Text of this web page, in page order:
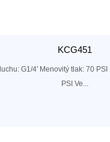
KCG451
G1/4' Menovitý tlak: 70
PSI Ve...